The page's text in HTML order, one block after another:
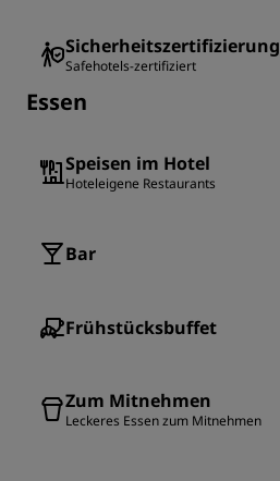
Sicherheitszertifizierung
Safehotels-zertifiziert
Essen
Speisen im Hotel
Hoteleigene Restaurants
Bar
Frühstücksbuffet
Zum Mitnehmen
Leckeres Essen zum Mitnehmen